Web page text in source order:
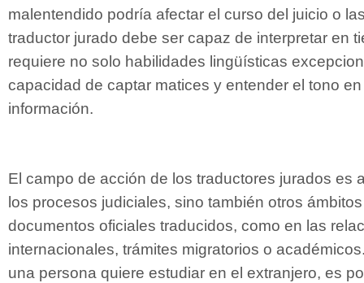
malentendido podría afectar el curso del juicio o
traductor jurado debe ser capaz de interpretar en
requiere no solo habilidades lingüísticas
capacidad de captar matices y entender el tono
información.
El campo de acción de los traductores jurados es
los procesos judiciales, sino también otros
documentos oficiales traducidos, como en las
internacionales, trámites migratorios o
una persona quiere estudiar en el extranjero, es